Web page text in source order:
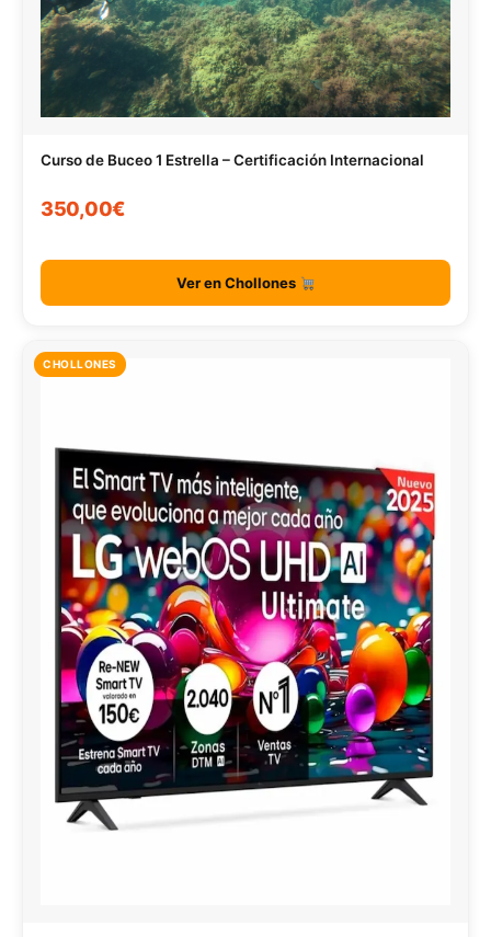
Curso de Buceo 1 Estrella – Certificación Internacional
350,00€
Ver en Chollones
CHOLLONES